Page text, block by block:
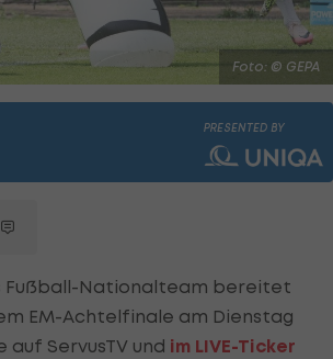
Foto: © GEPA
PRESENTED BY
Fußball-Nationalteam bereitet
EM-Achtelfinale am Dienstag
auf ServusTV und im LIVE-Ticker